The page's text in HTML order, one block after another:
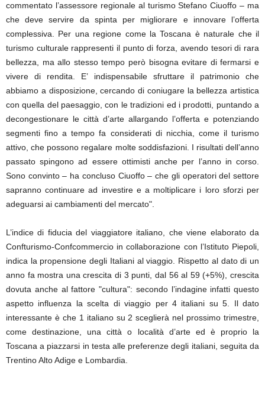
commentato l’assessore regionale al turismo Stefano Ciuoffo – ma
che deve servire da spinta per migliorare e innovare l’offerta
complessiva. Per una regione come la Toscana è naturale che il
turismo culturale rappresenti il punto di forza, avendo tesori di rara
bellezza, ma allo stesso tempo però bisogna evitare di fermarsi e
vivere di rendita. E’ indispensabile sfruttare il patrimonio che
abbiamo a disposizione, cercando di coniugare la bellezza artistica
con quella del paesaggio, con le tradizioni ed i prodotti, puntando a
decongestionare le città d’arte allargando l’offerta e potenziando
segmenti fino a tempo fa considerati di nicchia, come il turismo
attivo, che possono regalare molte soddisfazioni. I risultati dell’anno
passato spingono ad essere ottimisti anche per l’anno in corso.
Sono convinto – ha concluso Ciuoffo – che gli operatori del settore
sapranno continuare ad investire e a moltiplicare i loro sforzi per
adeguarsi ai cambiamenti del mercato".
L’indice di fiducia del viaggiatore italiano, che viene elaborato da
Confturismo-Confcommercio in collaborazione con l’Istituto Piepoli,
indica la propensione degli Italiani al viaggio. Rispetto al dato di un
anno fa mostra una crescita di 3 punti, dal 56 al 59 (+5%), crescita
dovuta anche al fattore "cultura": secondo l’indagine infatti questo
aspetto influenza la scelta di viaggio per 4 italiani su 5. Il dato
interessante è che 1 italiano su 2 sceglierà nel prossimo trimestre,
come destinazione, una città o località d’arte ed è proprio la
Toscana a piazzarsi in testa alle preferenze degli italiani, seguita da
Trentino Alto Adige e Lombardia.